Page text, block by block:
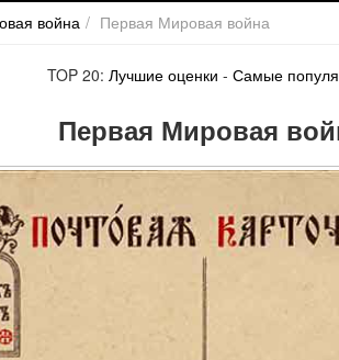
война Первая Мировая война
TOP 20:Лучшие оценки -Самые
Первая Мировая